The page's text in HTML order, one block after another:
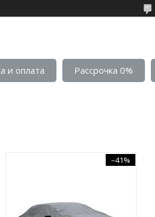
и оплата Рассрочка 0%
–41%